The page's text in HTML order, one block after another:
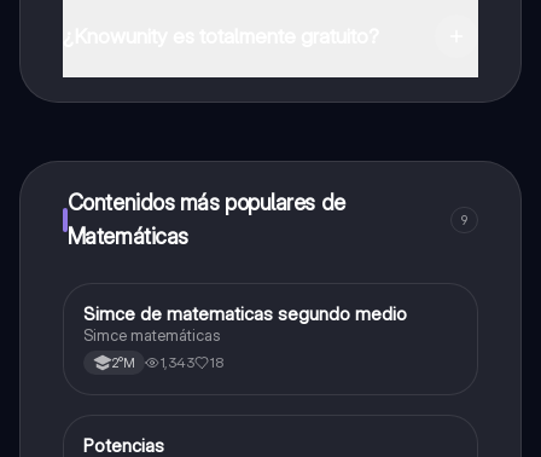
a determinadas funciones.
Contenidos más populares de
Matemáticas
9
Matemáticas
Simce de matematicas segundo medio
Simce matemáticas
2°M 1,343 18
Matemáticas
Potencias